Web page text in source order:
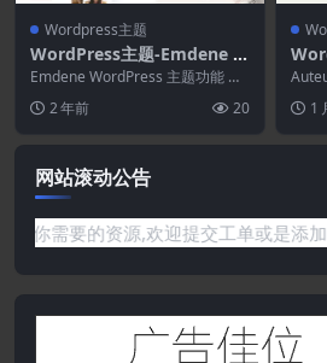
Wordpress主题
WordPress主题-Emdene 1.
0.3–葡萄酒和奶酪WordPres
s主题
Emdene WordPress 主题功能 华
丽的主页布局 Elementor ...
2 年前 20
–专
ess
家...1
网站滚动公告
要的资源,欢迎提交工单或是添加客服